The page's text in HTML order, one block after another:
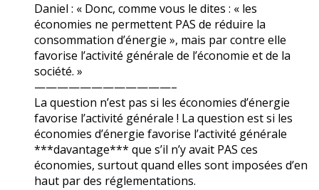
Daniel : « Donc, comme vous le dites : « les
économies ne permettent PAS de réduire la
consommation d’énergie », mais par contre elle
favorise l’activité générale de l’économie et de la
société. »
————————————–
La question n’est pas si les économies d’énergie
favorise l’activité générale ! La question est si les
économies d’énergie favorise l’activité générale
***davantage*** que s’il n’y avait PAS ces
économies, surtout quand elles sont imposées d’en
haut par des réglementations.